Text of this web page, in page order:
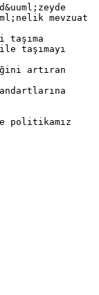
mevzuat
taşıma
taşımayı
artıran
politikamız